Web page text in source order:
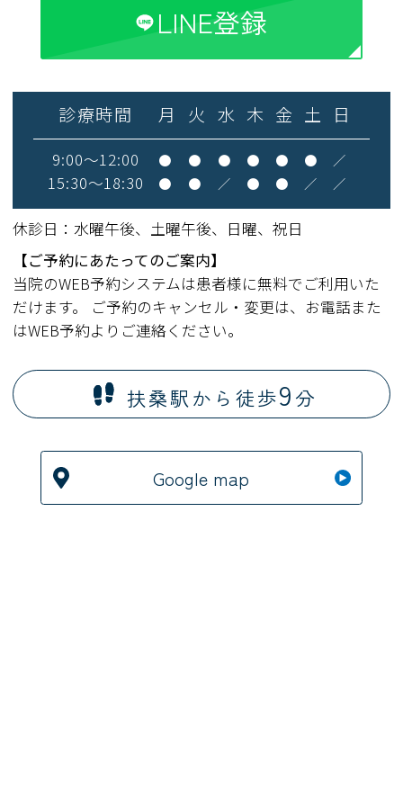
LINE登録
診療時間 月 火 水 木 金 土 日
9:00～12:00 ● ● ● ● ● ● ／
15:30～18:30 ● ● ／ ● ● ／ ／
休診日：水曜午後、土曜午後、日曜、祝日
【ご予約にあたってのご案内】
当院のWEB予約システムは患者様に無料でご利用いた
だけます。 ご予約のキャンセル・変更は、お電話また
はWEB予約よりご連絡ください。
扶桑駅から徒歩9分
Google map